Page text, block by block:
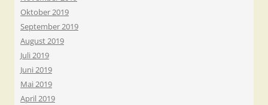
Oktober 2019
September 2019
August 2019
Juli 2019
Juni 2019
Mai 2019
April 2019